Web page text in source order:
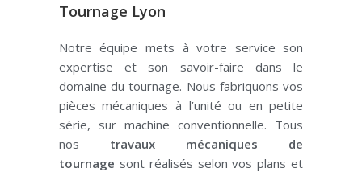
Tournage Lyon
Notre équipe mets à votre service son
expertise et son savoir-faire dans le
domaine du tournage. Nous fabriquons vos
pièces mécaniques à l’unité ou en petite
série, sur machine conventionnelle. Tous
nos travaux mécaniques de
tournage sont réalisés selon vos plans et